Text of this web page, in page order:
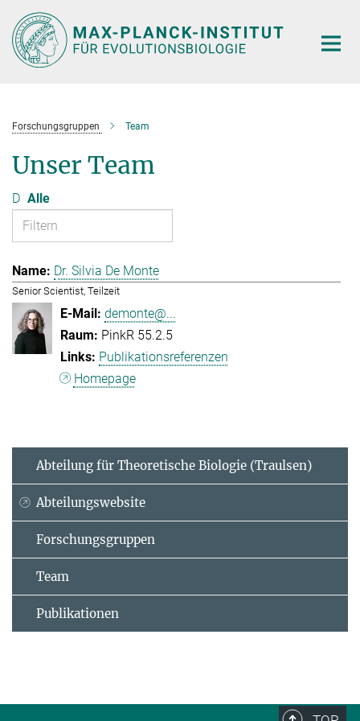
Hauptinhalt
Forschungsgruppen Team
Unser Team
D Alle
Dr. Silvia De Monte
Senior Scientist, Teilzeit
demonte@...
PinkR 55.2.5
Publikationsreferenzen
Homepage
Abteilung für Theoretische Biologie (Traulsen)
Abteilungswebsite
Forschungsgruppen
Team
Publikationen